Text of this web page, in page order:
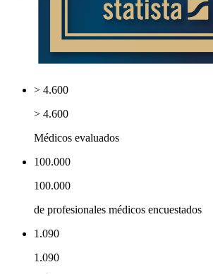
> 4.600
> 4.600
Médicos evaluados
100.000
100.000
de profesionales médicos encuestados
1.090
1.090